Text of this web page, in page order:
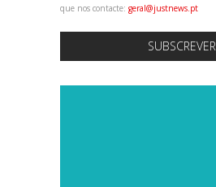
que nos contacte: geral@justnews.pt
SUBSCREVER